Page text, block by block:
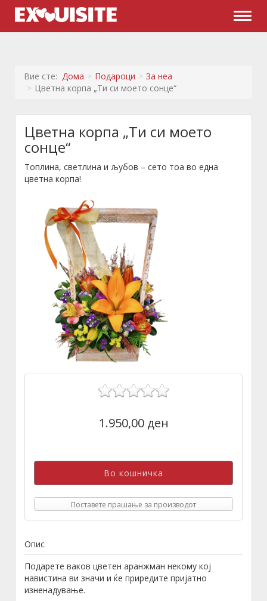
Вие сте: Дома Подароци
За неа
Цветна корпа „Ти си моето сонце“
Цветна корпа „Ти си моето
сонце“
Топлина, светлина и љубов – сето тоа во една
цветна корпа!
1.950,00 ден
Поставете прашање за производот
Опис
Подарете ваков цветен аранжман некому кој
навистина ви значи и ќе приредите пријатно
изненадување.